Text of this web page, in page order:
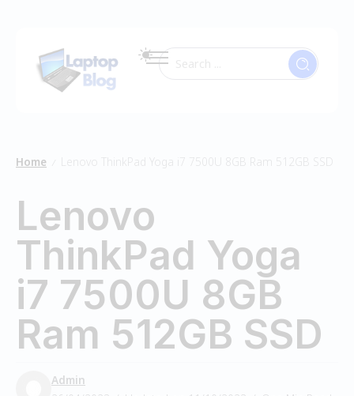
Home Lenovo ThinkPad Yoga i7 7500U 8GB Ram 512GB SSD
Lenovo
ThinkPad Yoga
i7 7500U 8GB
Ram 512GB SSD
Admin